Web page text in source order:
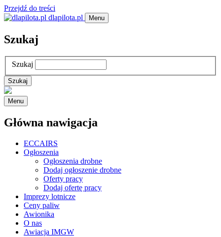
Przejdź do treści
dlapilota.pl
Menu
Szukaj
Szukaj
Menu
Główna nawigacja
ECCAIRS
Ogłoszenia
Ogłoszenia drobne
Dodaj ogłoszenie drobne
Oferty pracy
Dodaj ofertę pracy
Imprezy lotnicze
Ceny paliw
Awionika
O nas
Awiacja IMGW